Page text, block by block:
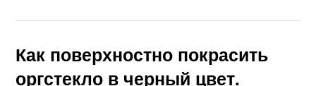
Как поверхностно покрасить
оргстекло в черный цвет.